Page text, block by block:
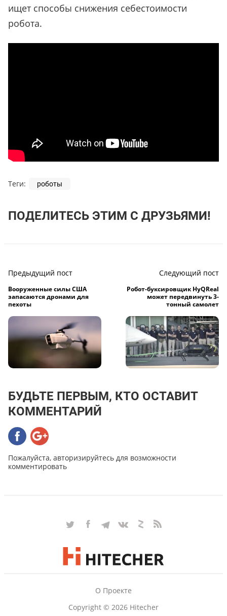
ищет способы снижения себестоимости
робота.
Теги: роботы
ПОДЕЛИТЕСЬ ЭТИМ С ДРУЗЬЯМИ!
Предыдущий пост
Вооруженные силы США
запасаются дронами для
пехоты
Следующий пост
Робот-буксировщик HyQReal
может передвинуть 3-
тонный самолет
БУДЬТЕ ПЕРВЫМ, КТО ОСТАВИТ
КОММЕНТАРИЙ
Пожалуйста, авторизируйтесь для возможности
комментировать
Copyright © 2026 Hitecher
О Проекте